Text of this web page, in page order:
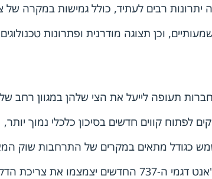
וכן תצוגה מודרנית ופתרונות
הדלק ופליטת